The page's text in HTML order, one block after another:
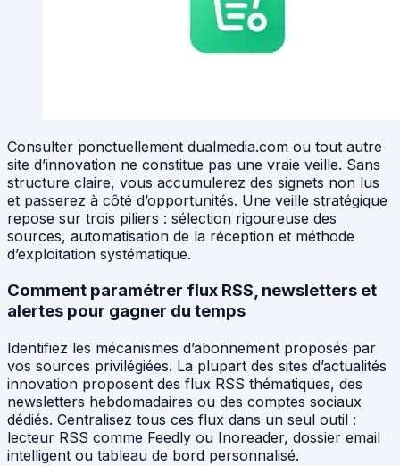
Consulter ponctuellement dualmedia.com ou tout autre
site d’innovation ne constitue pas une vraie veille. Sans
structure claire, vous accumulerez des signets non lus
et passerez à côté d’opportunités. Une veille stratégique
repose sur trois piliers : sélection rigoureuse des
sources, automatisation de la réception et méthode
d’exploitation systématique.
Comment paramétrer flux RSS, newsletters et
alertes pour gagner du temps
Identifiez les mécanismes d’abonnement proposés par
vos sources privilégiées. La plupart des sites d’actualités
innovation proposent des flux RSS thématiques, des
newsletters hebdomadaires ou des comptes sociaux
dédiés. Centralisez tous ces flux dans un seul outil :
lecteur RSS comme Feedly ou Inoreader, dossier email
intelligent ou tableau de bord personnalisé.